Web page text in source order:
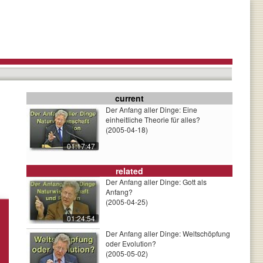
current
01:17:47
Der Anfang aller Dinge: Eine
einheitliche Theorie für alles?
(2005-04-18)
related
01:24:54
Der Anfang aller Dinge: Gott als
Anfang?
(2005-04-25)
Der Anfang aller Dinge: Weltschöpfung
oder Evolution?
(2005-05-02)